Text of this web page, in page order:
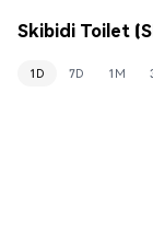
Skibidi Toilet
1D 7D 1M